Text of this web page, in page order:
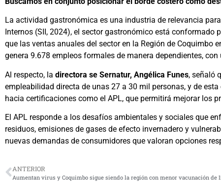
La actividad gastronómica es una industria de relevancia
Internos (SII, 2024), el sector gastronómico está
que las ventas anuales del sector en la Región de Coquimbo
genera 9.678 empleos formales de manera dependientes,
Al respecto, la directora se Sernatur, Angélica Funes, señaló
empleabilidad directa de unas 27 a 30 mil personas, y de
hacia certificaciones como el APL, que permitirá mejorar los
El APL responde a los desafíos ambientales y sociales que
residuos, emisiones de gases de efecto invernadero y
nuevas demandas de consumidores que valoran opciones
ANTERIOR
Aumentan virus y Coquimbo sigue siendo la región con menor vacunación de